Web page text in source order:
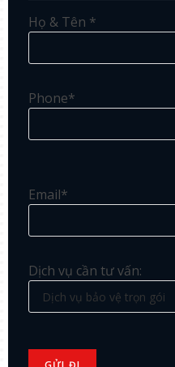
Họ & Tên *
Phone*
Email*
Dịch vụ cần tư vấn: